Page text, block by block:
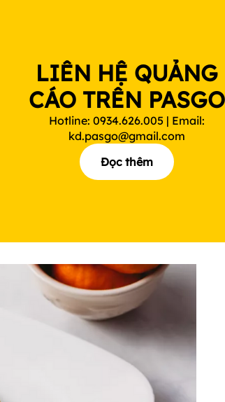
LIÊN HỆ QUẢNG
CÁO TRÊN PASGO
Hotline: 0934.626.005 | Email:
kd.pasgo@gmail.com
Đọc thêm